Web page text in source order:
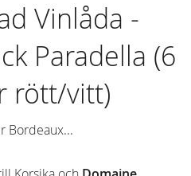
Vinlåda -
Paradella (6
rött/vitt)
Bordeaux...